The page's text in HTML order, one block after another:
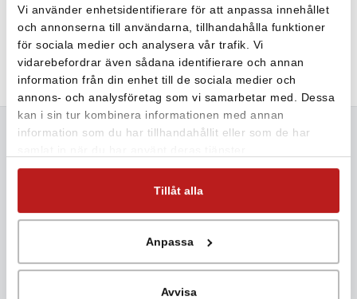
Vi använder enhetsidentifierare för att anpassa innehållet
och annonserna till användarna, tillhandahålla funktioner
för sociala medier och analysera vår trafik. Vi
vidarebefordrar även sådana identifierare och annan
information från din enhet till de sociala medier och
annons- och analysföretag som vi samarbetar med. Dessa
kan i sin tur kombinera informationen med annan
information som du har tillhandahållit eller som de har
Tillåt alla
Anpassa
Avvisa
Här kan du läsa mer om produktgruppen
Tinytagför information om de olika kapslingarna och en
rad användarexempel.
Mervärde